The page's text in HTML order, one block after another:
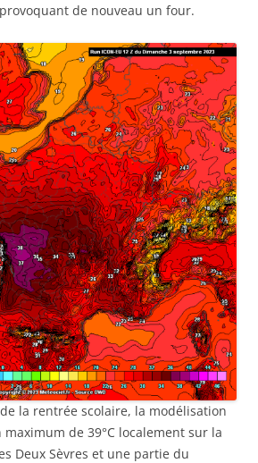
de nouveau un four.
la rentrée scolaire, la modélisation
de 39°C localement sur la
Deux Sèvres et une partie du